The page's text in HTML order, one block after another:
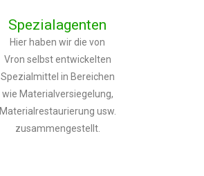
Spezialagenten
Hier haben wir die von
Vron selbst entwickelten
Spezialmittel in Bereichen
wie Materialversiegelung,
Materialrestaurierung usw.
zusammengestellt.